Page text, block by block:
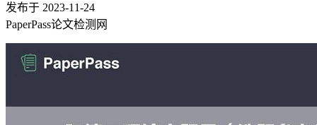
发布于 2023-11-24
PaperPass论文检测网